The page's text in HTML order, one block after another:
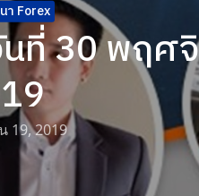
า Forex
ที่ 30 พฤศ
19, 2019